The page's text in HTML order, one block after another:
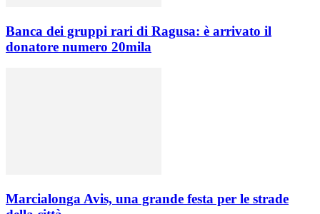
Banca dei gruppi rari di Ragusa: è arrivato il
donatore numero 20mila
Marcialonga Avis, una grande festa per le strade